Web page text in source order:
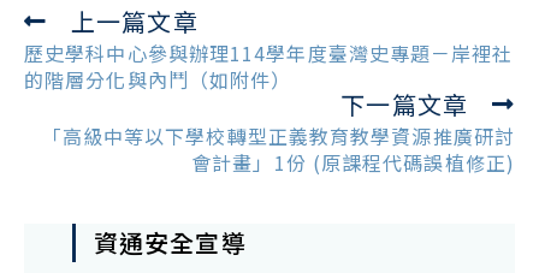
Read
more
articles
上一篇文章
歷史學科中心參與辦理114學年度臺灣史專題－岸裡社
的階層分化與內鬥（如附件）
下一篇文章
「高級中等以下學校轉型正義教育教學資源推廣研討
會計畫」1份 (原課程代碼誤植修正)
資通安全宣導